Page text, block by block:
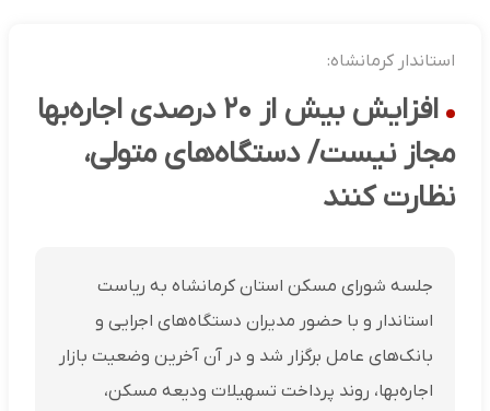
استاندار کرمانشاه:
افزایش بیش از ۲۰ درصدی اجاره‌بها
مجاز نیست/ دستگاه‌های متولی،
نظارت کنند
جلسه شورای مسکن استان کرمانشاه به ریاست
استاندار و با حضور مدیران دستگاه‌های اجرایی و
بانک‌های عامل برگزار شد و در آن آخرین وضعیت بازار
اجاره‌بها، روند پرداخت تسهیلات ودیعه مسکن،